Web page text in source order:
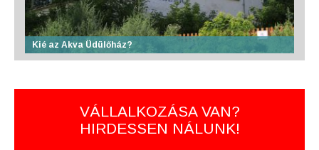
Kié az Akva Üdülőház?
VÁLLALKOZÁSA VAN?
HIRDESSEN NÁLUNK!